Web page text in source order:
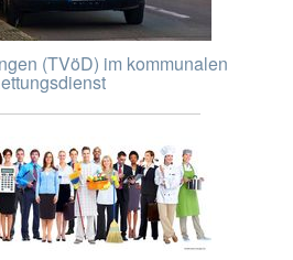
(TVöD) im kommunalen